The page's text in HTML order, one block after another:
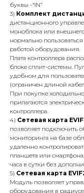
буквы -“IN”
3) Комплект
дистанционного
моноблока или
нормально
работой оборудования.
Плата контроллера
блоке сплит-системы.
удобном для
(ограничен длиной
При покупке
прилагаются
контроллера.
4) Сетевая карта
позволяет подключить
мониторинга на базе
удаленно
планшета или
часа в сутки без
5) Сетевая карта
Модуль позволяет
оборудования в